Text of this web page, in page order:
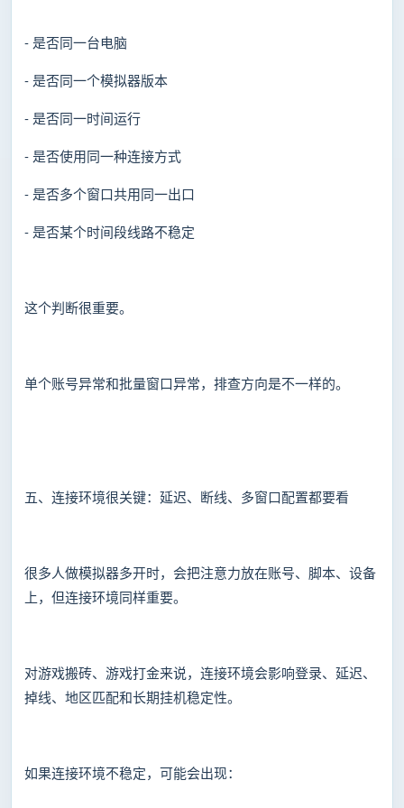
- 是否同一台电脑
- 是否同一个模拟器版本
- 是否同一时间运行
- 是否使用同一种连接方式
- 是否多个窗口共用同一出口
- 是否某个时间段线路不稳定
这个判断很重要。
单个账号异常和批量窗口异常，排查方向是不一样的。
五、连接环境很关键：延迟、断线、多窗口配置都要看
很多人做模拟器多开时，会把注意力放在账号、脚本、设备
上，但连接环境同样重要。
对游戏搬砖、游戏打金来说，连接环境会影响登录、延迟、
掉线、地区匹配和长期挂机稳定性。
如果连接环境不稳定，可能会出现：